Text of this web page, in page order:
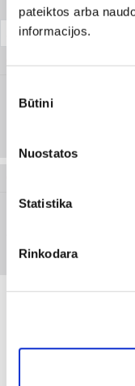
pateiktos arba
informacijos.
pasirinkimas
Būtini
Nuostatos
Statistika
Rinkodara
Bendras ilgis
Techninė